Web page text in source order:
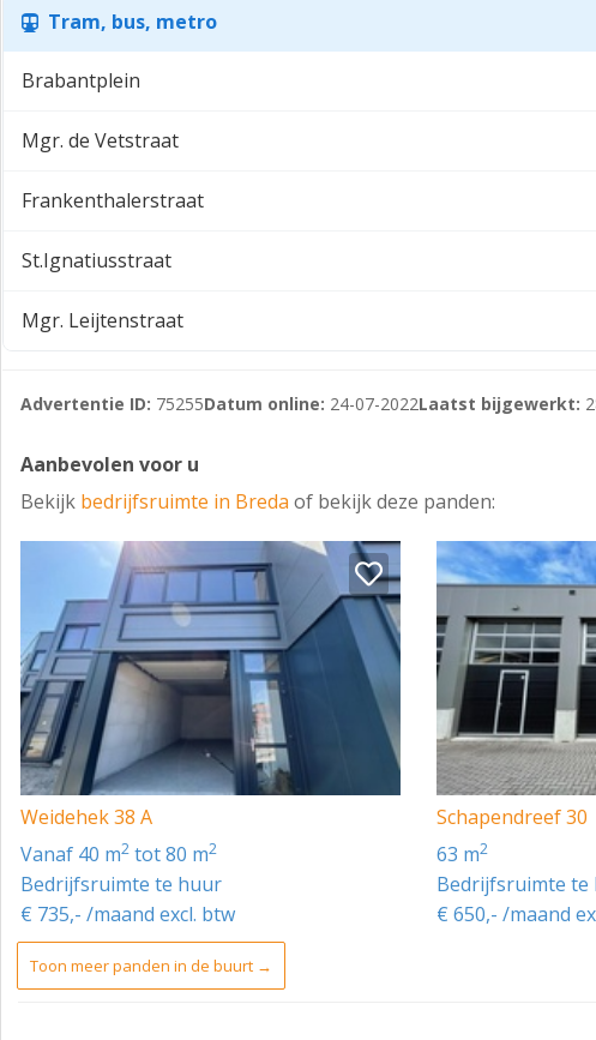
Tram, bus, metro
Brabantplein
Mgr. de Vetstraat
Frankenthalerstraat
St.Ignatiusstraat
Mgr. Leijtenstraat
Advertentie ID: 75255Datum online: 24-07-2022Laatst bijgewerkt:
Aanbevolen voor u
Bekijk bedrijfsruimte in Breda of bekijk deze panden:
Weidehek 38 A
vanaf 40 m2 tot 80 m2
Bedrijfsruimte te huur
€ 735,- /maand excl. btw
Schapendreef 30
63 m2
Bedrijfsruimte te
€ 650,- /maand
Toon meer panden in de buurt →